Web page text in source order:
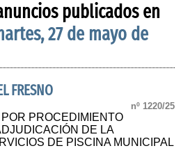
publicados en
27 de mayo de
FRESNO
nº 1220/25
PROCEDIMIENTO
DE LA
DE PISCINA MUNICIPAL